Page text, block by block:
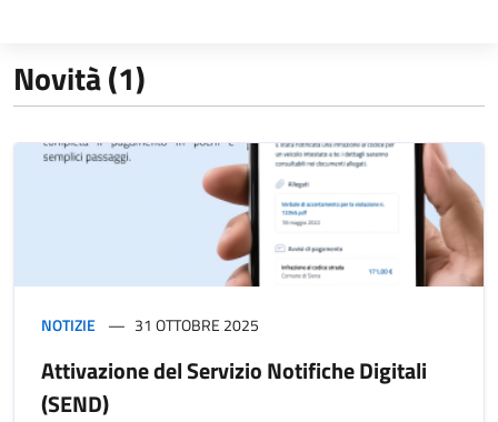
Novità (1)
NOTIZIE 31 OTTOBRE 2025
Attivazione del Servizio Notifiche Digitali
(SEND)